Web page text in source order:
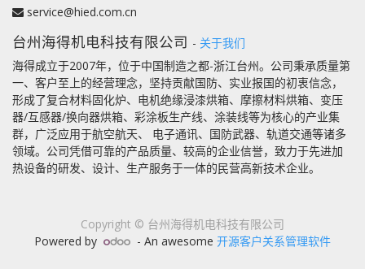
service@hied.com.cn
台州海得机电科技有限公司 - 关于我们
海得成立于2007年，位于中国制造之都-浙江台州。公司秉承质量第
一、客户至上的经营理念，坚持贡献国防、实业报国的初衷信念，
形成了复合材料固化炉、电机绝缘浸漆烘箱、摩擦材料烘箱、变压
器/互感器/换向器烘箱、彩涂板生产线、涂装线等为核心的产业集
群，广泛应用于航空航天、 电子通讯、国防武器、轨道交通等诸多
领域。公司凭借可靠的产品质量、较高的企业信誉，致力于先进加
热设备的研发、设计、生产服务于一体的民营高新技术企业。
Copyright © 台州海得机电科技有限公司
Powered by
- An awesome 开源客户关系管理软件